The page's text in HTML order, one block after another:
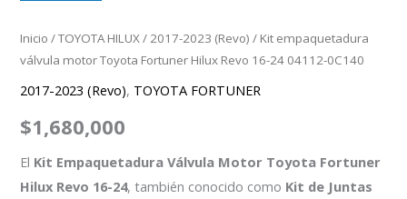
Inicio /TOYOTA HILUX/ 2017-2023 (Revo) / Kit empaquetadura
válvula motor Toyota Fortuner Hilux Revo 16-24 04112-0C140
2017-2023 (Revo), TOYOTA FORTUNER
$1,680,000
El Kit Empaquetadura Válvula Motor Toyota Fortuner
Hilux Revo 16-24, también conocido como Kit de Juntas